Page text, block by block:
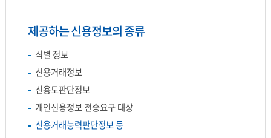
제공하는 신용정보의 종류
식별 정보
신용거래정보
신용도판단정보
개인신용정보 전송요구 대상
신용거래능력판단정보 등